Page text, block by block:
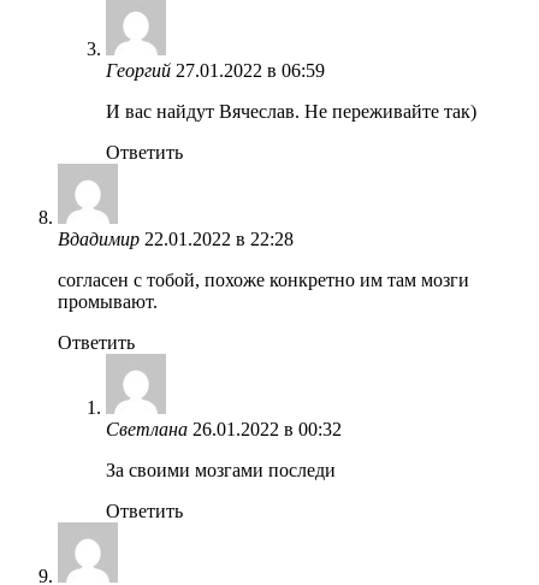
Георгий 27.01.2022 в 06:59
И вас найдут Вячеслав. Не переживайте так)
Ответить
Вдадимир 22.01.2022 в 22:28
согласен с тобой, похоже конкретно им там мозги
промывают.
Ответить
Светлана 26.01.2022 в 00:32
За своими мозгами последи
Ответить